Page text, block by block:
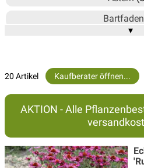
Bartfaden
Bergenie
Braunelle
Delosperma -
▾
20 Artikel Kaufberater öffnen...
AKTION - Alle